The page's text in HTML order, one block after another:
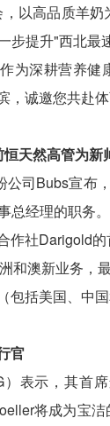
，以高品质羊
步提升"西北
为深耕营养健
，诚邀您共赴
天然高管为新
公司Bubs宣布
总经理的职务
作社Darigold
和澳新业务，
包括美国、中
官
表示，其首
将成为宝